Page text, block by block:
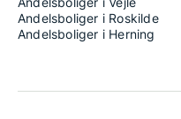
Andelsboliger i Roskilde
Andelsboliger i Herning